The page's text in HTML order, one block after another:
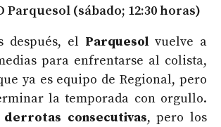
Parquesol (sábado; 12:30 horas)
después, el Parquesol vuelve a
para enfrentarse al colista,
ya es equipo de Regional, pero
la temporada con orgullo.
consecutivas, pero los